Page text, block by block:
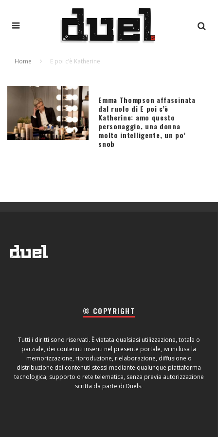
Home E poi c’è Katherine
Emma Thompson affascinata
dal ruolo di E poi c’è
Katherine: amo questo
personaggio, una donna
molto intelligente, un po’
snob
© COPYRIGHT
Tutti i diritti sono riservati. È vietata qualsiasi utilizzazione, totale o
parziale, dei contenuti inseriti nel presente portale, ivi inclusa la
memorizzazione, riproduzione, rielaborazione, diffusione o
distribuzione dei contenuti stessi mediante qualunque piattaforma
tecnologica, supporto o rete telematica, senza previa autorizzazione
scritta da parte di Duels.